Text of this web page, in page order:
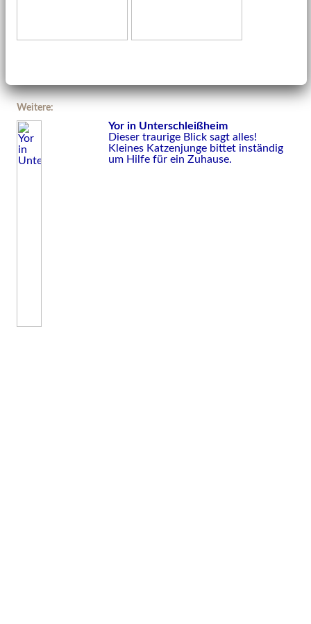
Weitere:
Yor in Unterschleißheim
Dieser traurige Blick sagt alles!
Kleines Katzenjunge bittet inständig
um Hilfe für ein Zuhause.